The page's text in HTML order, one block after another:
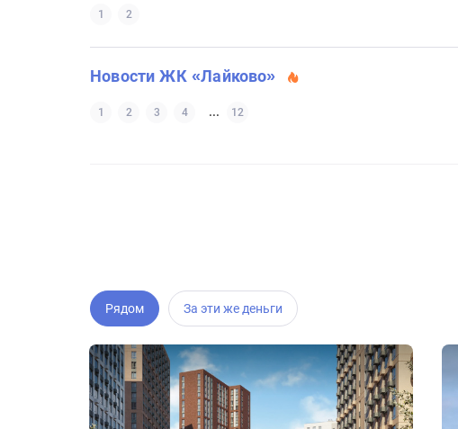
1 2
Новости ЖК «Лайково»
1 2 3 4 ... 12
Рядом За эти же деньги